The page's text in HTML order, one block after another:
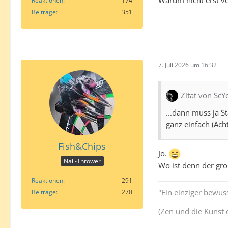
Beiträge
351
Fish&Chips
Nail-Thrower
Reaktionen
291
Beiträge
270
7. Juli 2026 um 16:32
Zitat von
...dann muss ja
ganz einfach
Jo.
Wo ist denn der
"Ein einziger
(Zen und die Kunst